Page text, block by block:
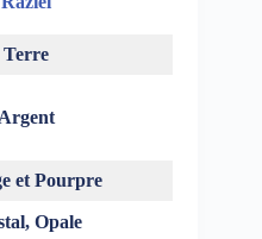
Terre
Argent
et Pourpre
Opale